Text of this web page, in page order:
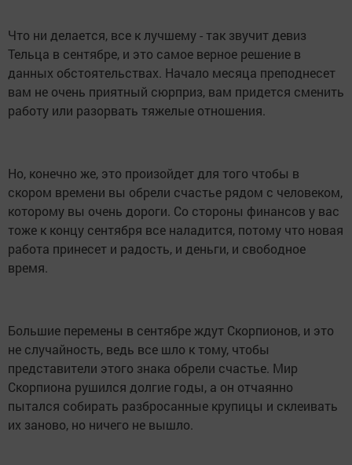
Что ни делается, все к лучшему - так звучит девиз
Тельца в сентябре, и это самое верное решение в
данных обстоятельствах. Начало месяца преподнесет
вам не очень приятный сюрприз, вам придется сменить
работу или разорвать тяжелые отношения.
Но, конечно же, это произойдет для того чтобы в
скором времени вы обрели счастье рядом с человеком,
которому вы очень дороги. Со стороны финансов у вас
тоже к концу сентября все наладится, потому что новая
работа принесет и радость, и деньги, и свободное
время.
Большие перемены в сентябре ждут Скорпионов, и это
не случайность, ведь все шло к тому, чтобы
представители этого знака обрели счастье. Мир
Скорпиона рушился долгие годы, а он отчаянно
пытался собирать разбросанные крупицы и склеивать
их заново, но ничего не вышло.